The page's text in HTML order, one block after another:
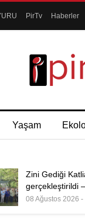
PirTv Haberler
Yaşam
Zini Gediği
gerçekleştirildi
08 Ağustos 2026